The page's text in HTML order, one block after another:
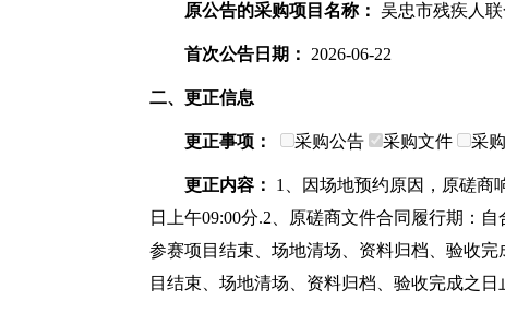
原公告的采购项目名称： 吴忠市残疾人
首次公告日期： 2026-06-22
二、更正信息
更正事项： 采购公告 采购文件 采
更正内容：
1、因场地预约原因，原磋商
日上午09:00分.2、原磋商文件合同履行期：
参赛项目结束、场地清场、资料归档、验收
目结束、场地清场、资料归档、验收完成之日